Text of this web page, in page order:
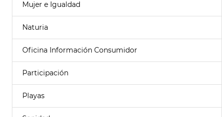
Mujer e Igualdad
Naturia
Oficina Información Consumidor
Participación
Playas